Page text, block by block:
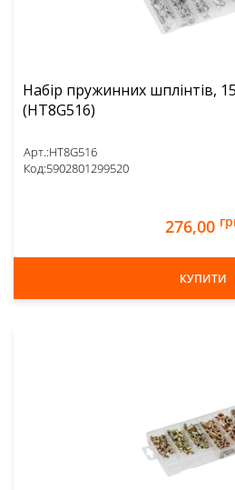
Набір пружинних шплінтів,
(HT8G516)
Арт.:HT8G516
Код:5902801299520
276,00
КУПИТИ